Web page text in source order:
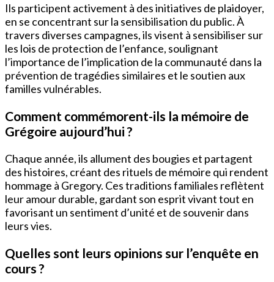
Ils participent activement à des initiatives de plaidoyer,
en se concentrant sur la sensibilisation du public. À
travers diverses campagnes, ils visent à sensibiliser sur
les lois de protection de l’enfance, soulignant
l’importance de l’implication de la communauté dans la
prévention de tragédies similaires et le soutien aux
familles vulnérables.
Comment commémorent-ils la mémoire de
Grégoire aujourd’hui ?
Chaque année, ils allument des bougies et partagent
des histoires, créant des rituels de mémoire qui rendent
hommage à Gregory. Ces traditions familiales reflètent
leur amour durable, gardant son esprit vivant tout en
favorisant un sentiment d’unité et de souvenir dans
leurs vies.
Quelles sont leurs opinions sur l’enquête en
cours ?